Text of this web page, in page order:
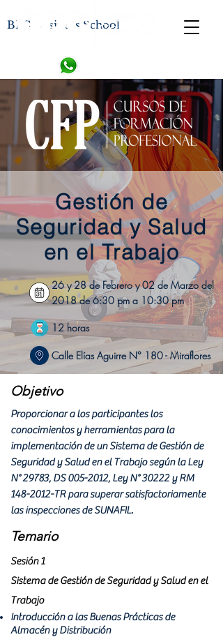
BPC Business School
Gestión de
Seguridad y Salud
en el Trabajo
26 y 28 de Febrero y 02 de Marzo del
2018de 6:30 pm a 10:30 pm
12 horas
Calle Elías Aguirre N° 180 - Miraflores
Objetivo
Proporcionar a los participantes los
conocimientos y herramientas para la
implementación de un Sistema de Gestión de
Seguridad y Salud en el Trabajo según la Ley
N° 29783, DS005-2012, Ley N° 30222 y RM
148-2012-TR para superar satisfactoriamente
las inspecciones de SUNAFIL.
Temario
Sesión 1
Sistema de Gestión de Seguridad y Salud en el
Trabajo
Introducción a las Buenas Prácticas de
Almacén y Distribución